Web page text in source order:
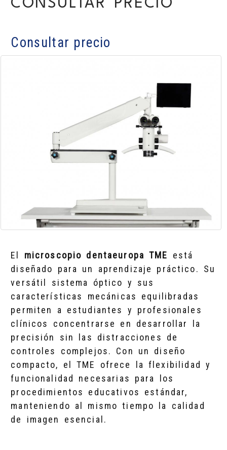
CONSULTAR PRECIO
Consultar precio
El microscopio dentaeuropa TME
está
diseñado para un aprendizaje práctico. Su
versátil sistema óptico y sus
características mecánicas equilibradas
permiten a estudiantes y profesionales
clínicos concentrarse en desarrollar la
precisión sin las distracciones de
controles complejos. Con un diseño
compacto, el TME ofrece la flexibilidad y
funcionalidad necesarias para los
procedimientos educativos estándar,
manteniendo al mismo tiempo la calidad
de imagen esencial.